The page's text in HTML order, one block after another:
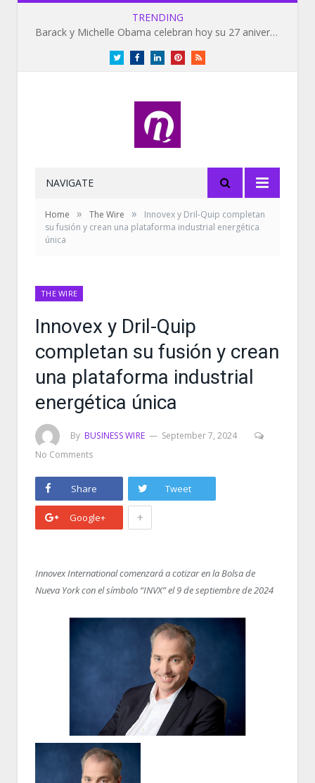
TRENDING
Barack y Michelle Obama celebran hoy su 27 aniversario de bodas
TwitterFacebookLinkedInPinterestRSS
NAVIGATE
Home » The Wire »
Innovex y Dril-Quip completan
su fusión y crean una plataforma industrial energética
única
THE WIRE
Innovex y Dril-Quip
completan su fusión y crean
una plataforma industrial
energética única
By BUSINESS WIRE
September 7, 2024
No Comments
Share Tweet
Google+ +
Innovex International comenzará a cotizar en la Bolsa de
Nueva York con el símbolo “INVX” el 9 de septiembre de 2024